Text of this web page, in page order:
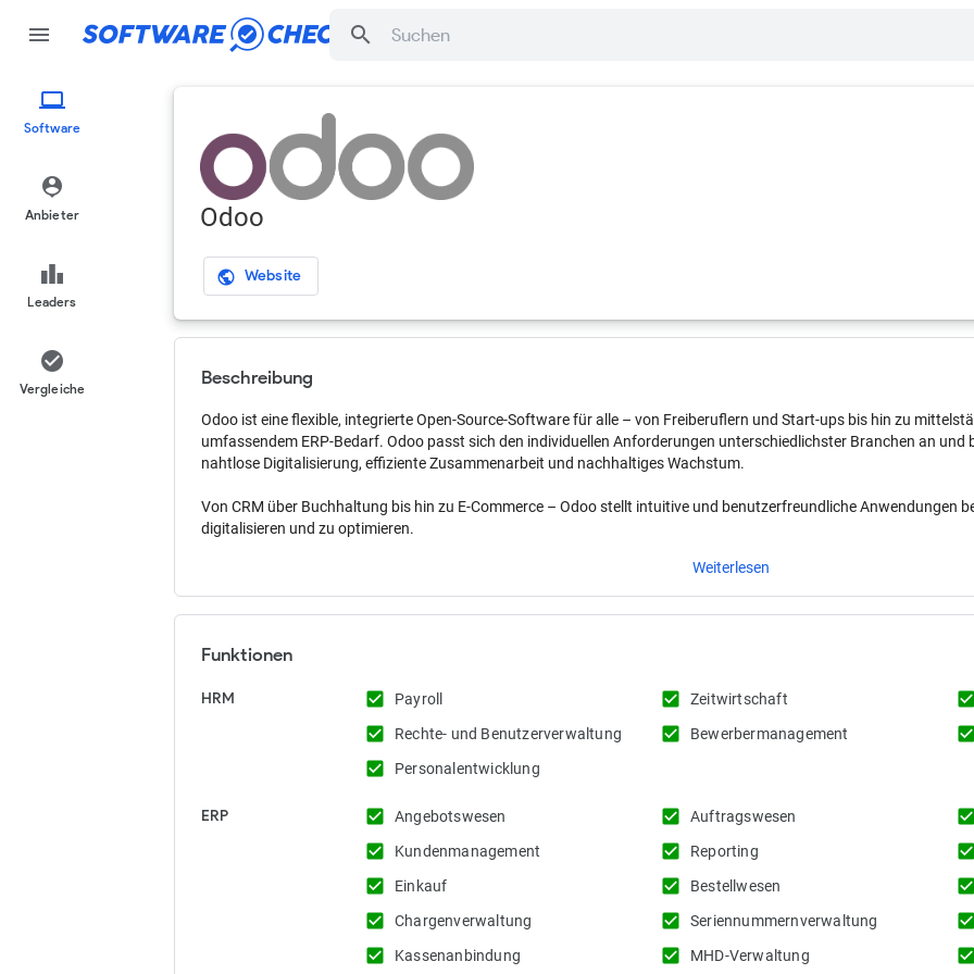
computer
Software
person_pin
Anbieter
leaderboard
Leaders
check_circle
Vergleiche
menu search
Odoo
public Website
Beschreibung
Odoo ist eine flexible, integrierte Open-Source-Software für alle – von Freiberuflern und Start-ups bis hin zu
umfassendem ERP-Bedarf. Odoo passt sich den individuellen Anforderungen unterschiedlichster Branchen an und
nahtlose Digitalisierung, effiziente Zusammenarbeit und nachhaltiges Wachstum.
Von CRM über Buchhaltung bis hin zu E-Commerce – Odoo stellt intuitive und benutzerfreundliche Anwendungen
digitalisieren und zu optimieren.
Weiterlesen
Funktionen
HRM check_box Payroll check_box Zeitwirtschaft check_box
check_box Rechte- und Benutzerverwaltung check_box Bewerbermanagement check_box
check_box Personalentwicklung
ERP check_box Angebotswesen check_box Auftragswesen check_box
check_box Kundenmanagement check_box Reporting check_box
check_box Einkauf check_box Bestellwesen check_box
check_box Chargenverwaltung check_box Seriennummernverwaltung check_box
check_box Kassenanbindung check_box MHD-Verwaltung check_box